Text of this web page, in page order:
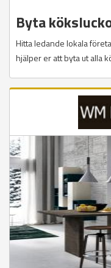
Byta
Hitta ledande lokala
hjälper er att byta ut alla